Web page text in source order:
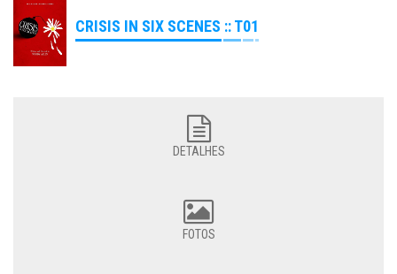
CRISIS IN SIX SCENES :: T01
DETALHES
FOTOS